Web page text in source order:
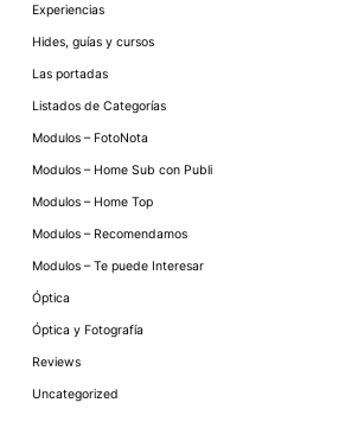
Experiencias
Hides, guías y cursos
Las portadas
Listados de Categorías
Modulos – FotoNota
Modulos – Home Sub con Publi
Modulos – Home Top
Modulos – Recomendamos
Modulos – Te puede Interesar
Óptica
Óptica y Fotografía
Reviews
Uncategorized